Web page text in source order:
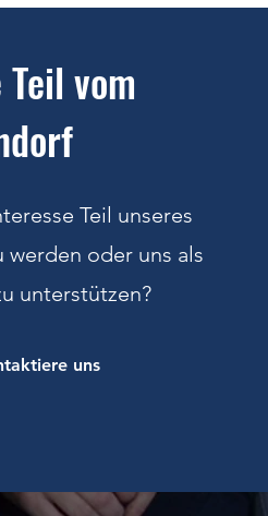
vom
Teil unseres
werden oder uns als
unterstützen?
uns